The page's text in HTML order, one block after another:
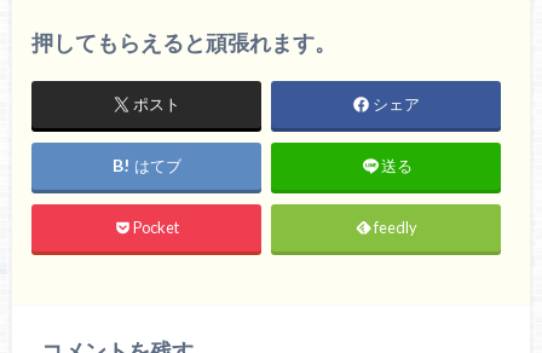
押してもらえると頑張れます。
ポスト シェア
はてブ 送る
Pocket feedly